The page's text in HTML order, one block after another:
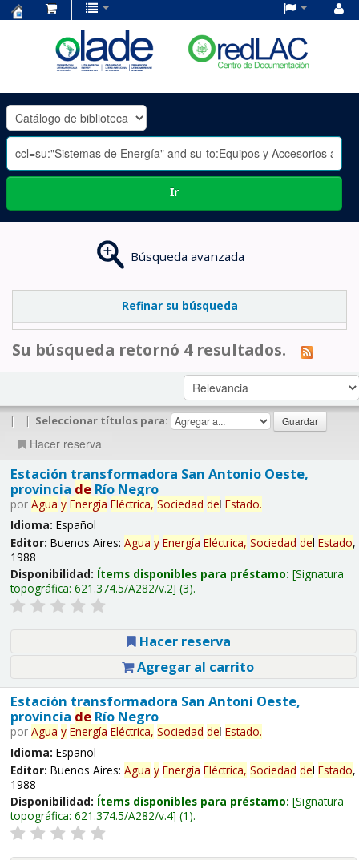
OLADE
-
Ir
Búsqueda avanzada
Refinar su búsqueda
Su búsqueda retornó 4 resultados.
| | Seleccionar títulos para:
Hacer reserva
Estación transformadora San Antonio Oeste,
provincia deRío Negro
por Agua y Energía Eléctrica, Sociedad del Estado.
Idioma: Español
Editor: Buenos Aires: Agua y Energía Eléctrica, Sociedad del Estado,
1988
Disponibilidad: Ítems disponibles para préstamo: Signatura
topográfica: 621.374.5/A282/v.2 (3).
Hacer reserva
Agregar al carrito
Estación transformadora San Antoni Oeste,
provincia deRío Negro
por Agua y Energía Eléctrica, Sociedad del Estado.
Idioma: Español
Editor: Buenos Aires: Agua y Energía Eléctrica, Sociedad del Estado,
1988
Disponibilidad: Ítems disponibles para préstamo: Signatura
topográfica: 621.374.5/A282/v.4 (1).